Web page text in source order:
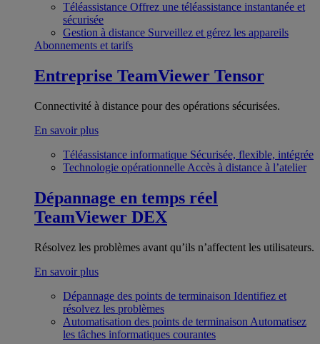
Téléassistance Offrez une téléassistance instantanée et
sécurisée
Gestion à distance Surveillez et gérez les appareils
Abonnements et tarifs
Entreprise TeamViewer Tensor
Connectivité à distance pour des opérations sécurisées.
En savoir plus
Téléassistance informatique Sécurisée, flexible, intégrée
Technologie opérationnelle Accès à distance à l’atelier
Dépannage en temps réel
TeamViewer DEX
Résolvez les problèmes avant qu’ils n’affectent les utilisateurs.
En savoir plus
Dépannage des points de terminaison Identifiez et
résolvez les problèmes
Automatisation des points de terminaison Automatisez
les tâches informatiques courantes